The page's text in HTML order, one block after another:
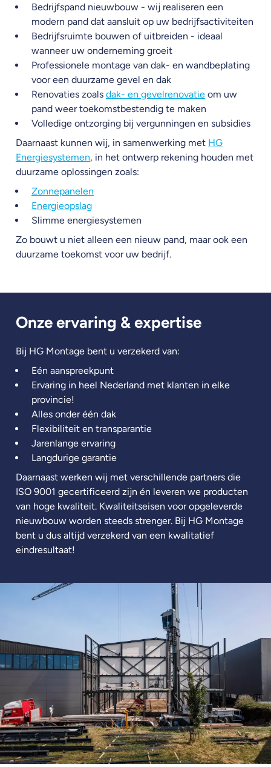
Bedrijfspand nieuwbouw - wij realiseren een
modern pand dat aansluit op uw bedrijfsactiviteiten
Bedrijfsruimte bouwen of uitbreiden - ideaal
wanneer uw onderneming groeit
Professionele montage van dak- en wandbeplating
voor een duurzame gevel en dak
Renovaties zoals dak- en gevelrenovatieom uw
pand weer toekomstbestendig te maken
Volledige ontzorging bij vergunningen en subsidies
Daarnaast kunnen wij, in samenwerking met HG
Energiesystemen, in het ontwerp rekening houden met
duurzame oplossingen zoals:
Zonnepanelen
Energieopslag
Slimme energiesystemen
Zo bouwt u niet alleen een nieuw pand, maar ook een
duurzame toekomst voor uw bedrijf.
Onze ervaring & expertise
Bij HG Montage bent u verzekerd van:
Eén aanspreekpunt
Ervaring in heel Nederland met klanten in elke
provincie!
Alles onder één dak
Flexibiliteit en transparantie
Jarenlange ervaring
Langdurige garantie
Daarnaast werken wij met verschillende partners die
ISO 9001 gecertificeerd zijn én leveren we producten
van hoge kwaliteit. Kwaliteitseisen voor opgeleverde
nieuwbouw worden steeds strenger. Bij HG Montage
bent u dus altijd verzekerd van een kwalitatief
eindresultaat!